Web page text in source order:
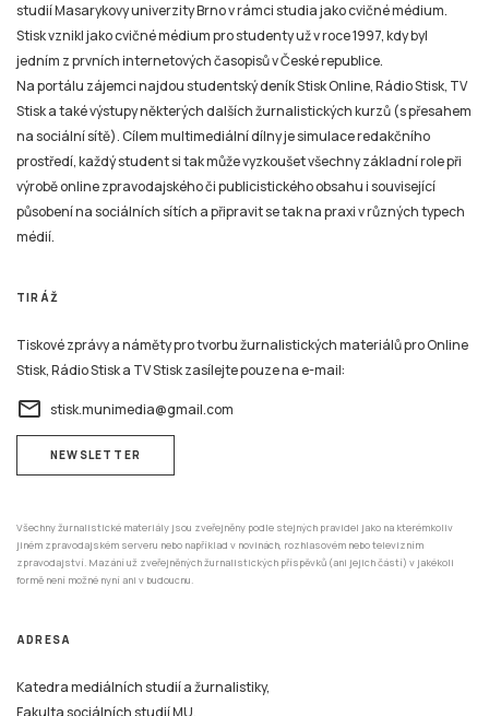
studií Masarykovy univerzity Brno v rámci studia jako cvičné médium.
Stisk vznikl jako cvičné médium pro studenty už v roce 1997, kdy byl
jedním z prvních internetových časopisů v České republice.
Na portálu zájemci najdou studentský deník Stisk Online, Rádio Stisk, TV
Stisk a také výstupy některých dalších žurnalistických kurzů (s přesahem
na sociální sítě). Cílem multimediální dílny je simulace redakčního
prostředí, každý student si tak může vyzkoušet všechny základní role při
výrobě online zpravodajského či publicistického obsahu i související
působení na sociálních sítích a připravit se tak na praxi v různých typech
médií.
TIRÁŽ
Tiskové zprávy a náměty pro tvorbu žurnalistických materiálů pro Online
Stisk, Rádio Stisk a TV Stisk zasílejte pouze na e-mail:
email stisk.munimedia@gmail.com
NEWSLETTER
Všechny žurnalistické materiály jsou zveřejněny podle stejných pravidel jako na kterémkoliv
jiném zpravodajském serveru nebo například v novinách, rozhlasovém nebo televizním
zpravodajství. Mazání už zveřejněných žurnalistických příspěvků (ani jejich částí) v jakékoli
formě není možné nyní ani v budoucnu.
ADRESA
Katedra mediálních studií a žurnalistiky,
Fakulta sociálních studií MU,